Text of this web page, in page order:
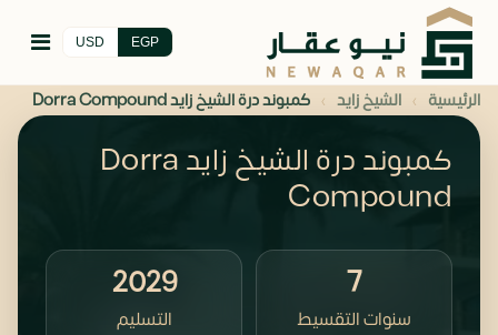
EGP
USD
الرئيسية › الشيخ زايد › كمبوند درة الشيخ زايد Dorra Compound
كمبوند درة الشيخ زايد Dorra
Compound
7
سنوات التقسيط
2029
التسليم